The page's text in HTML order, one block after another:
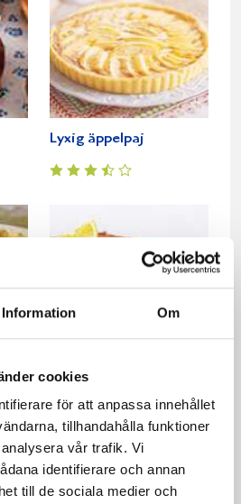
Information Om
cookies
för att anpassa innehållet
tillhandahålla funktioner
vår trafik. Vi
identifierare och annan
till de sociala medier och
Lyxig äppelpaj
Apelsin- och
mandelkaka